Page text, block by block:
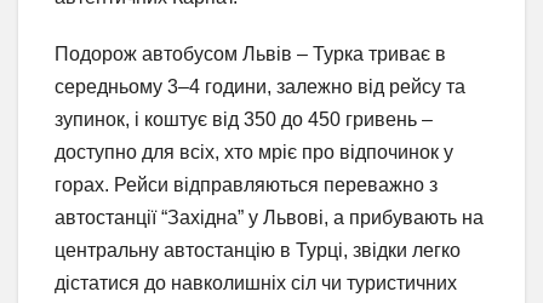
Подорож автобусом Львів – Турка триває в
середньому 3–4 години, залежно від рейсу та
зупинок, і коштує від 350 до 450 гривень –
доступно для всіх, хто мріє про відпочинок у
горах. Рейси відправляються переважно з
автостанції “Західна” у Львові, а прибувають на
центральну автостанцію в Турці, звідки легко
дістатися до навколишніх сіл чи туристичних